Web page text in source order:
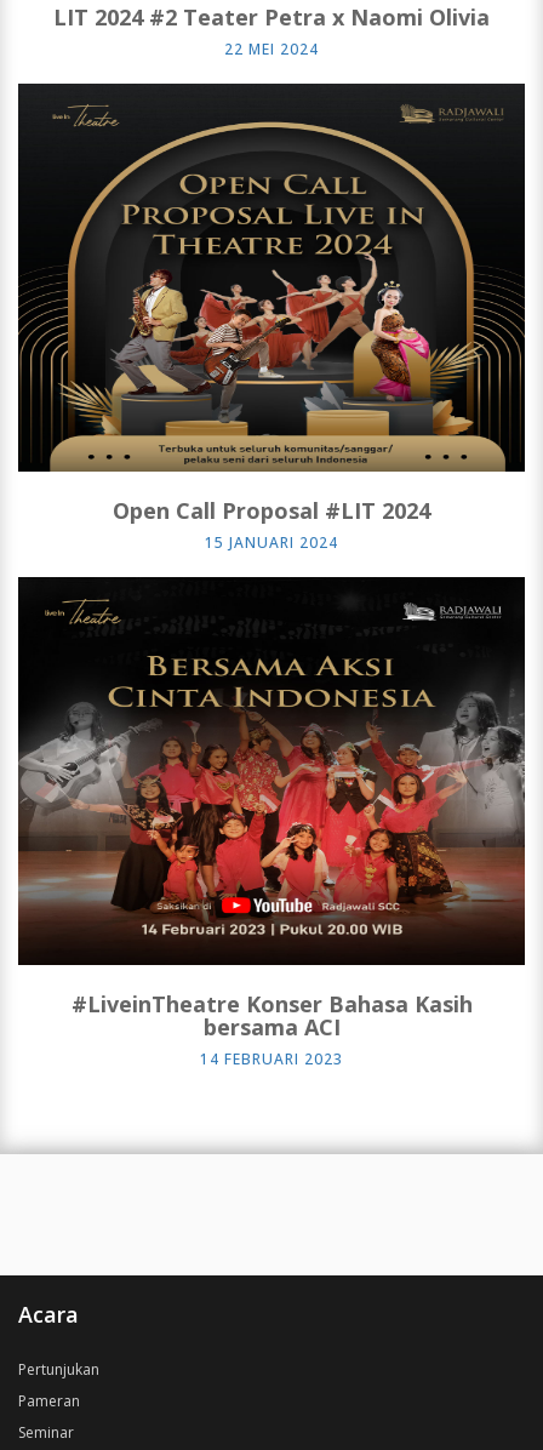
LIT 2024 #2 Teater Petra x Naomi Olivia
22 MEI 2024
Open Call Proposal #LIT 2024
15 JANUARI 2024
#LiveinTheatre Konser Bahasa Kasih
bersama ACI
14 FEBRUARI 2023
Acara
Pertunjukan
Pameran
Seminar